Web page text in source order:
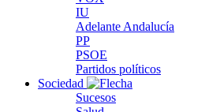
IU
Adelante Andalucía
PP
PSOE
Partidos políticos
Sociedad
Sucesos